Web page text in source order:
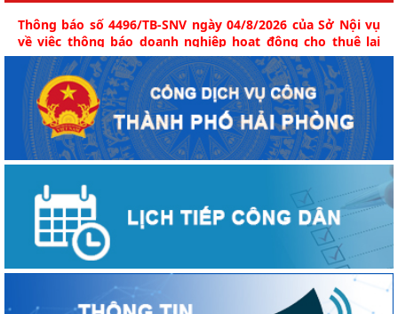
Thông báo số 4496/TB-SNV ngày 04/8/2026 của Sở Nội vụ
về việc thông báo doanh nghiệp hoạt động cho thuê lại
lao động (Công ty TNHH quản lý doanh nghiệp ANT Việt
Nam)